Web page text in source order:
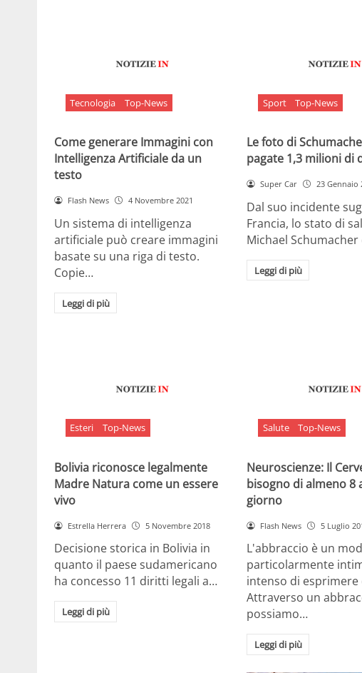
Tecnologia Top-News
Come generare Immagini con
Intelligenza Artificiale da un
testo
Flash News 4 Novembre 2021
Un sistema di intelligenza
artificiale può creare immagini
basate su una riga di testo.
Copie…
Leggi di più
Sport Top-News
Le foto di
pagate 1,3 milioni di
Super Car 23 Gennaio
Dal suo incidente
Francia, lo stato di
Michael
Leggi di più
Esteri Top-News
Bolivia riconosce legalmente
Madre Natura come un essere
vivo
Estrella Herrera 5 Novembre 2018
Decisione storica in Bolivia in
quanto il paese sudamericano
ha concesso 11 diritti legali a…
Leggi di più
Salute Top-News
Neuroscienze: Il
bisogno di almeno 8
giorno
Flash News 5 Luglio
L'abbraccio è un
particolarmente
intenso di esprimere
Attraverso un
possiamo…
Leggi di più